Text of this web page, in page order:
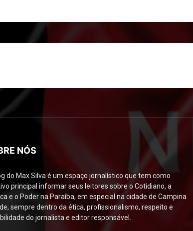
NÓS
do Max Silva é um espaço jornalístico que tem como
principal informar seus leitores sobre o Cotidiano, a
e o Poder na Paraíba, em especial na cidade de Campina
sempre dentro da ética, profissionalismo, respeito e
do jornalista e editor responsável.